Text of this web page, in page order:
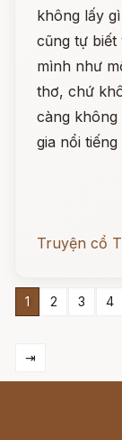
không lấy
cũng tự
mình như
thơ, chứ
càng
gia nổi
Truyện cổ
1 2 3 4
⇥